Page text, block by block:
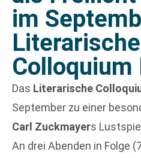
im
Colloquium
Das Literarische
September zu einer
Carl Zuckmayers Lustspiel
An drei Abenden in Folge